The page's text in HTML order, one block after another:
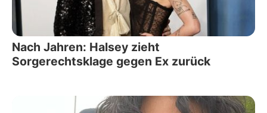
Nach Jahren: Halsey zieht
Sorgerechtsklage gegen Ex zurück